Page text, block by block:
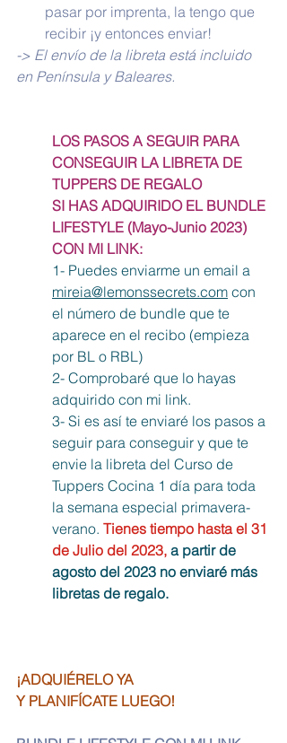
pasar por imprenta, la tengo que
recibir ¡y entonces enviar!
-> El envío de la libreta está incluido
en Península y Baleares.
LOS PASOS A SEGUIR PARA
CONSEGUIR LA LIBRETA DE
TUPPERS DE REGALO
SI HAS ADQUIRIDO EL BUNDLE
LIFESTYLE (Mayo-Junio 2023)
CON MI LINK:
1- Puedes enviarme un email a
mireia@lemonssecrets.com con
el número de bundle que te
aparece en el recibo (empieza
por BL o RBL)
2- Comprobaré que lo hayas
adquirido con mi link.
3- Si es así te enviaré los pasos a
seguir para conseguir y que te
envie la libreta del Curso de
Tuppers Cocina 1 día para toda
la semana especial primavera-
verano. Tienes tiempo hasta el 31
de Julio del 2023, a partir de
agosto del 2023 no enviaré más
libretas de regalo.
¡ADQUIÉRELO YA
Y PLANIFÍCATE LUEGO!